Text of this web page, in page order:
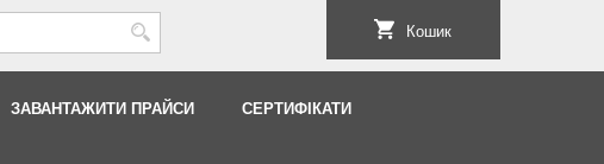
Кошик
ЗАВАНТАЖИТИ ПРАЙСИ СЕРТИФІКАТИ